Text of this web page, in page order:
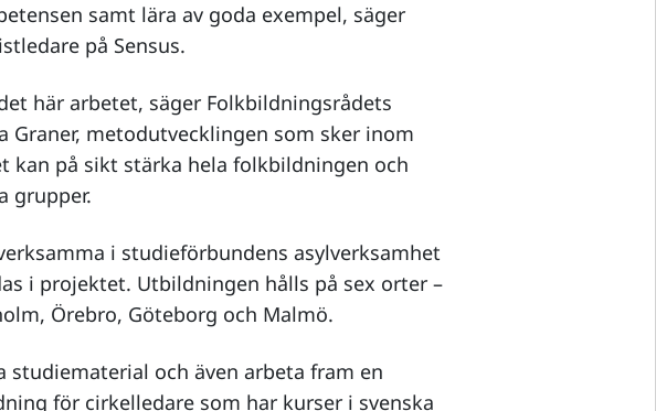
samt lära av goda exempel, säger
på Sensus.
här arbetet, säger Folkbildningsrådets
Graner, metodutvecklingen som sker inom
kan på sikt stärka hela folkbildningen och
grupper.
i studieförbundens asylverksamhet
i projektet. Utbildningen hålls på sex orter –
Örebro, Göteborg och Malmö.
studiematerial och även arbeta fram en
för cirkelledare som har kurser i svenska